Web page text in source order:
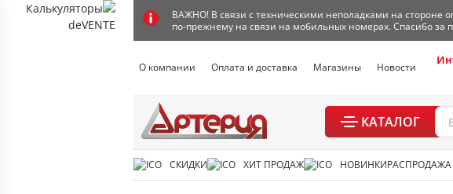
ВАЖНО! В связи с техническими неполадками на стороне
по-прежнему на связи на мобильных номерах. Спасибо за
О компании Оплата и доставка Магазины Новости
КАТАЛОГ
СКИДКИ ХИТ ПРОДАЖ НОВИНКИРАСПРОДАЖА